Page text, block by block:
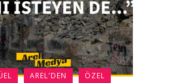
AREL'DEN ÖZEL